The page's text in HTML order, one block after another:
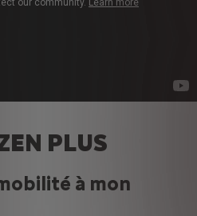
PLUS
à mon